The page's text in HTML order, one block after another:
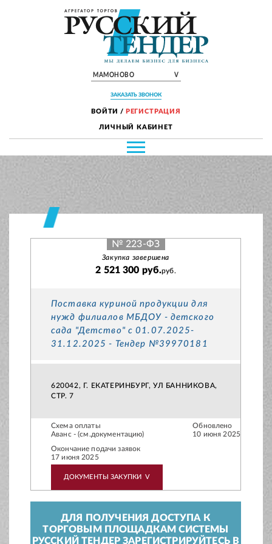
МАМОНОВО V
ЗАКАЗАТЬ ЗВОНОК
ВОЙТИ / РЕГИСТРАЦИЯ
ЛИЧНЫЙ КАБИНЕТ
№ 223-ФЗ
Закупка завершена
2 521 300 руб.руб.
Поставка куриной продукции для
нужд филиалов МБДОУ - детского
сада "Детство" с 01.07.2025-
31.12.2025 - Тендер №39970181
620042, Г. ЕКАТЕРИНБУРГ, УЛ БАННИКОВА,
СТР. 7
Схема оплаты
Аванс - (см.документацию)
Обновлено
10 июня 2025
Окончание подачи заявок
17 июня 2025
ДОКУМЕНТЫ ЗАКУПКИ V
ДЛЯ ПОЛУЧЕНИЯ ДОСТУПА К
ТОРГОВЫМ ПЛОЩАДКАМ СИСТЕМЫ
РУССКИЙ ТЕНДЕР ЗАРЕГИСТРИРУЙТЕСЬ В